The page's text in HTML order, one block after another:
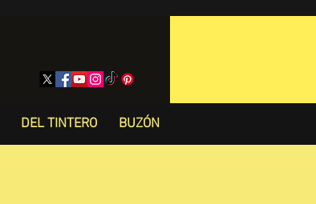
DEL TINTERO BUZÓN